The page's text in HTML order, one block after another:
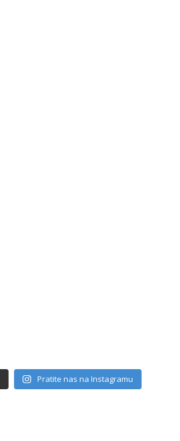
Pratite nas na Instagramu